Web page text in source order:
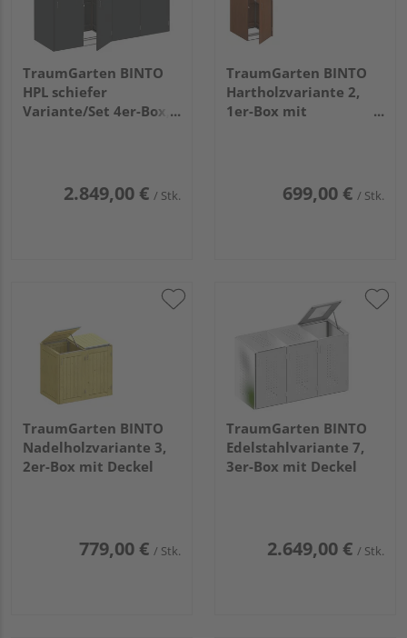
TraumGarten BINTO
HPL schiefer
Variante/Set 4er-Box,
2.849,00 € / Stk.
TraumGarten BINTO
Hartholzvariante 2,
1er-Box mit
699,00 € / Stk.
TraumGarten BINTO
Nadelholzvariante 3,
2er-Box mit Deckel
779,00 € / Stk.
TraumGarten BINTO
Edelstahlvariante 7,
3er-Box mit Deckel
2.649,00 € / Stk.